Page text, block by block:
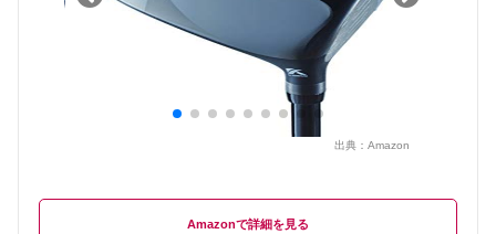
出典： Amazon
Amazon